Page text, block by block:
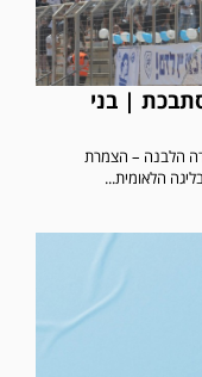
| בני
הלבנה – הצמרת